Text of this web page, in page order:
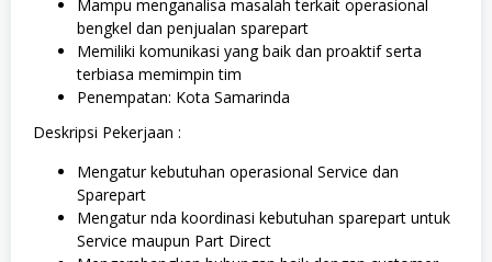
Mampu menganalisa masalah terkait operasional
bengkel dan penjualan sparepart
Memiliki komunikasi yang baik dan proaktif serta
terbiasa memimpin tim
Penempatan: Kota Samarinda
Deskripsi Pekerjaan :
Mengatur kebutuhan operasional Service dan
Sparepart
Mengatur nda koordinasi kebutuhan sparepart untuk
Service maupun Part Direct